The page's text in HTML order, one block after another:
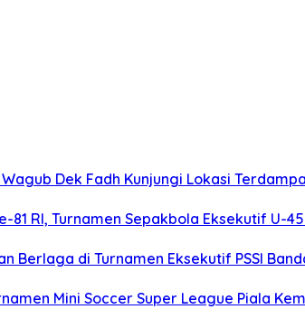
Dek Fadh Kunjungi Lokasi
81 RI, Turnamen Sepakbola Eksekutif U-
Berlaga di Turnamen Eksekutif PSSI
Mini Soccer Super League Piala